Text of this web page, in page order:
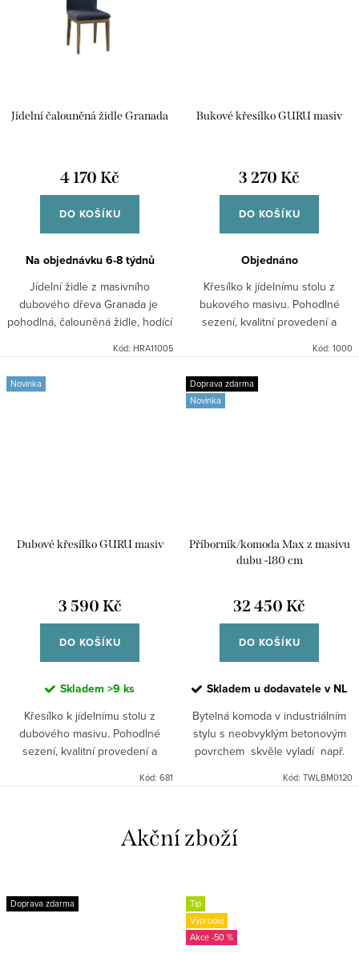
Jídelní čalouněná židle Granada
4 170 Kč
DO KOŠÍKU
Na objednávku 6-8 týdnů
Jídelní židle z masivního
dubového dřeva Granada je
pohodlná, čalouněná židle, hodící
Kód: HRA11005
Bukové křesílko GURU masiv
3 270 Kč
DO KOŠÍKU
Objednáno
Křesílko k jídelnímu stolu z
bukového masivu. Pohodlné
sezení, kvalitní provedení a
tvoří celek hodný pozornosti.
Kód: 1000
Novinka
Dubové křesílko GURU masiv
3 590 Kč
DO KOŠÍKU
Skladem >9 ks
Křesílko k jídelnímu stolu z
dubového masivu. Pohodlné
sezení, kvalitní provedení a
Kód: 681
Doprava zdarma
Novinka
Příborník/komoda Max z masivu
dubu -180 cm
32 450 Kč
DO KOŠÍKU
Skladem u dodavatele v NL
Bytelná komoda v industriálním
stylu s neobvyklým betonovým
povrchem skvěle vyladí např.
Kód: TWLBM0120
Akční zboží
Doprava zdarma
Tip
Výprodej
-50 %